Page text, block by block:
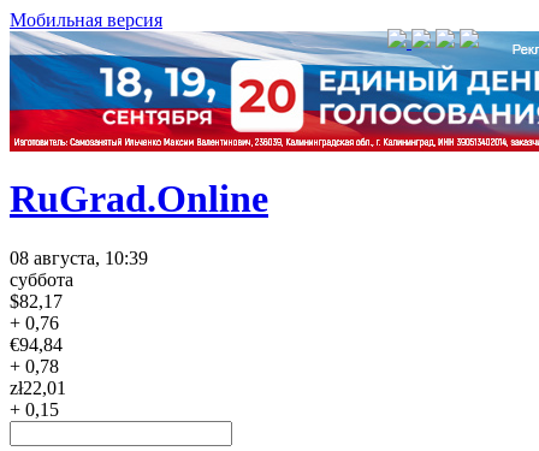
Мобильная версия
RuGrad.Online
08 августа, 10:39
суббота
$82,17
+ 0,76
€94,84
+ 0,78
zł22,01
+ 0,15